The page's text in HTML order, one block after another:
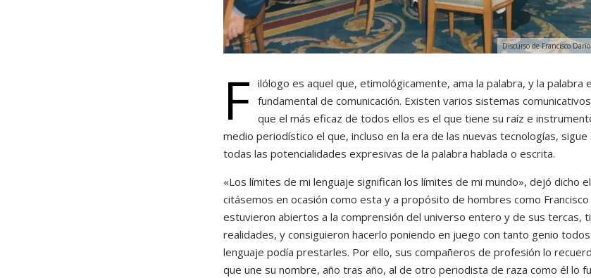
Discurso de Francisco
F ilólogo es aquel que, etimológicamente, ama la palabra, y la palabra
fundamental de comunicación. Existen varios sistemas
que el más eficaz de todos ellos es el que tiene su raíz e
medio periodístico el que, incluso en la era de las nuevas tecnologías,
todas las potencialidades expresivas de la palabra hablada o escrita.
«Los límites de mi lenguaje significan los límites de mi mundo», dejó dicho
citásemos en ocasión como esta y a propósito de hombres como
estuvieron abiertos a la comprensión del universo entero y de sus tercas,
realidades, y consiguieron hacerlo poniendo en juego con tanto genio
lenguaje podía prestarles. Por ello, sus compañeros de profesión lo
que une su nombre, año tras año, al de otro periodista de raza como él lo